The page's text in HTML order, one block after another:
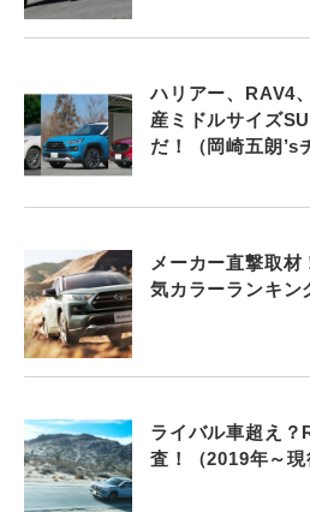
ハリアー、RAV4
産ミドルサイズ
だ！（岡崎五朗’s
メーカー直撃取材
気カラーランキン
ライバル車超え？
査！（2019年～現